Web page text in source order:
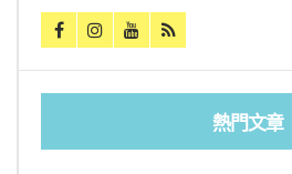
熱門文章